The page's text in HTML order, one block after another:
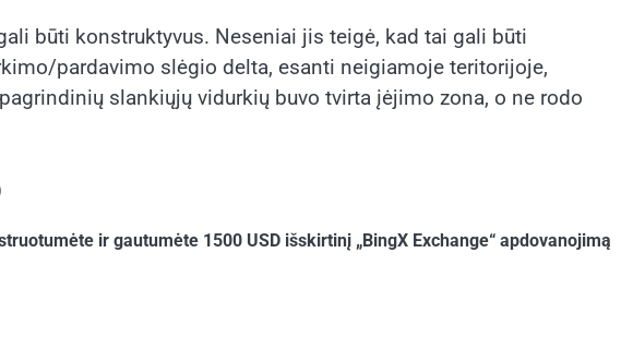
būti konstruktyvus. Neseniai jis teigė, kad tai gali būti
pardavimo slėgio delta, esanti neigiamoje teritorijoje,
slankiųjų vidurkių buvo tvirta įėjimo zona, o ne rodo
ir gautumėte 1500 USD išskirtinį „BingX Exchange“ apdovanojimą